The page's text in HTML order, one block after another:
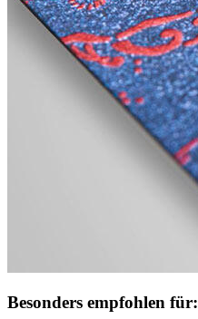
Besonders empfohlen für: